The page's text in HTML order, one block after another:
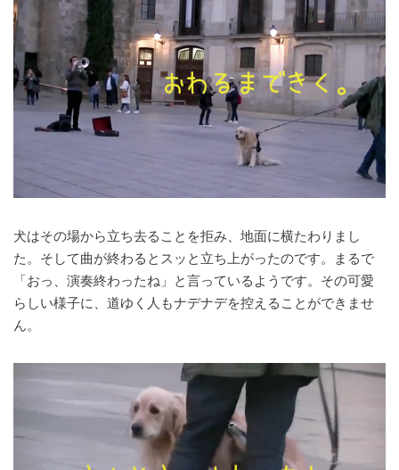
犬はその場から立ち去ることを拒み、地面に横たわりまし
た。そして曲が終わるとスッと立ち上がったのです。まるで
「おっ、演奏終わったね」と言っているようです。その可愛
らしい様子に、道ゆく人もナデナデを控えることができませ
ん。